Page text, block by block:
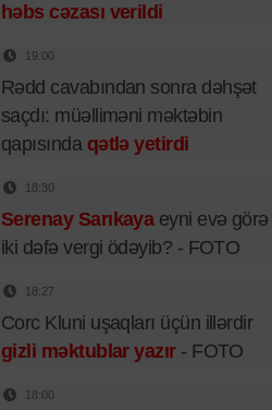
həbs cəzası verildi
19:00
Rədd cavabından sonra dəhşət
saçdı: müəlliməni məktəbin
qapısında qətlə yetirdi
18:30
Serenay Sarıkayaeyni evə görə
iki dəfə vergi ödəyib? - FOTO
18:27
Corc Kluni uşaqları üçün illərdir
gizli məktublar yazır- FOTO
18:00